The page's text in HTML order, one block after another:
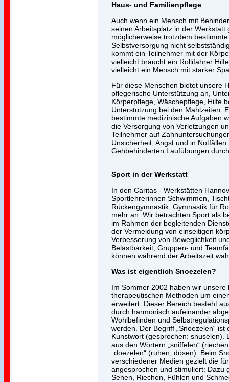
Haus- und Familienpflege
Auch wenn ein Mensch mit
seinen Arbeitsplatz in der Werkstatt
möglicherweise trotzdem
Selbstversorgung nicht
kommt ein Teilnehmer mit der
vielleicht braucht ein Rollifahrer
vielleicht ein Mensch mit starker
Für diese Menschen bietet unsere
pflegerische Unterstützung an,
Körperpflege, Wäschepflege, Hilfe
Unterstützung bei den Mahlzeiten.
bestimmte medizinische Aufgaben
die Versorgung von Verletzungen
Teilnehmer auf
Unsicherheit, Angst und in
Gehbehinderten Laufübungen
Sport in der Werkstatt
In den Caritas - Werkstätten
Sportlehrerinnen Schwimmen,
Rückengymnastik, Gymnastik für
mehr an. Wir betrachten Sport als
im Rahmen der begleitenden
der Vermeidung von einseitigen
Verbesserung von Beweglichkeit
Belastbarkeit, Gruppen- und
können während der Arbeitszeit
Was ist eigentlich Snoezelen?
Im Sommer 2002 haben wir unsere
therapeutischen Methoden um
erweitert. Dieser Bereich besteht
durch harmonisch aufeinander
Wohlbefinden und
werden. Der Begriff „Snoezelen“ ist
Kunstwort (gesprochen: snuselen).
aus den Wörtern „sniffelen“
„doezelen“ (ruhen, dösen). Beim
verschiedener Medien gezielt die
angesprochen und stimuliert: Dazu
Sehen, Riechen, Fühlen und